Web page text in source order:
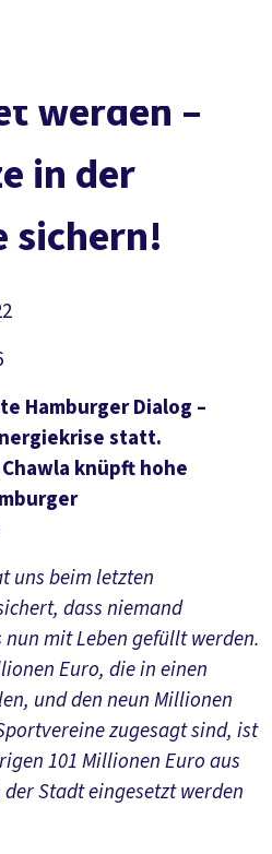
Service
Mitmachen
werden –
in der
sichern!
Hamburger Dialog –
statt.
knüpft hohe
uns beim letzten
dass niemand
mit Leben gefüllt werden.
Euro, die in einen
und den neun Millionen
zugesagt sind, ist
101 Millionen Euro aus
Stadt eingesetzt werden